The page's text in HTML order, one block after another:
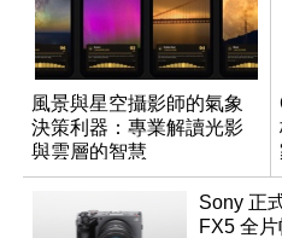
風景與星空攝影師的氣象
決策利器：專業解讀光影
與雲層的智慧
App「Atmos」登場
Sony 正
FX5 全